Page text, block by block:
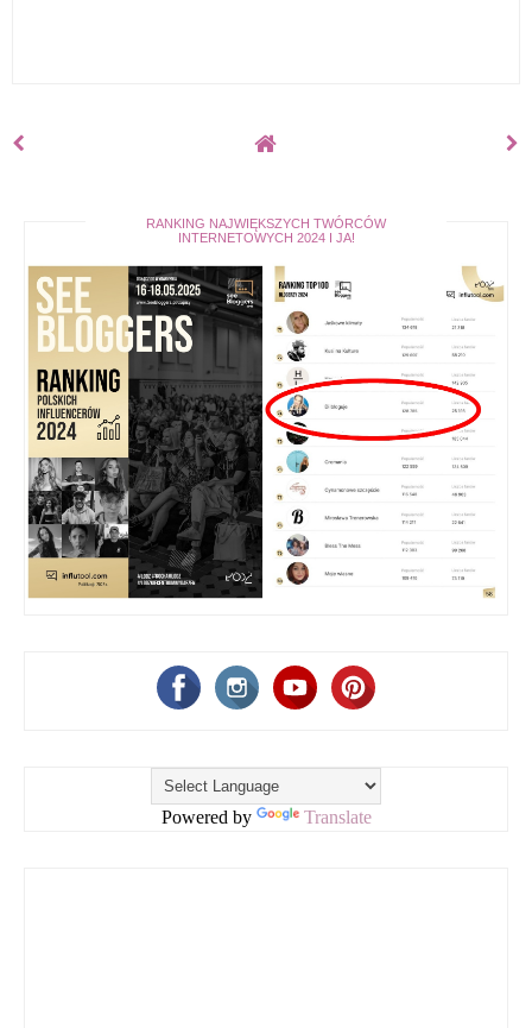
RANKING NAJWIĘKSZYCH TWÓRCÓW
INTERNETOWYCH 2024 I JA!
Powered by Translate